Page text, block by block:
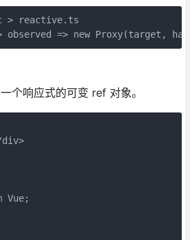
reactive.ts
=> new Proxy(target,
个响应式的可变 ref 对象。